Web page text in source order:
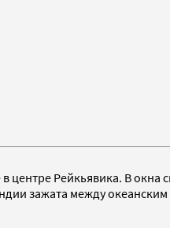
Рейкьявика. В окна
зажата между